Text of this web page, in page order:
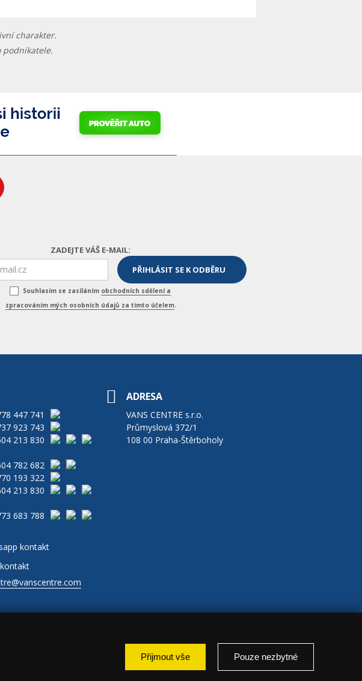
charakter.
ZADEJTE VÁŠ E-MAIL:
Souhlasím se zasíláním obchodních sdělení a
zpracováním mých osobních údajů za tímto účelem.
447 741
923 743
213 830
782 682
193 322
213 830
683 788
ADRESA
VANS CENTRE s.r.o.
Průmyslová 372/1
108 00 Praha-Štěrboholy
Přijmout vše Pouze nezbytné